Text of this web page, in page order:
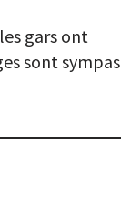
gars ont
sont sympas